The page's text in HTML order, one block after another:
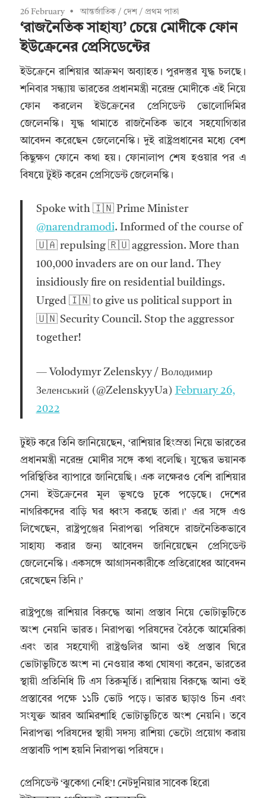
26 February আন্তর্জাতিক / দেশ / প্রথম পাতা
‘রাজনৈতিক সাহায্য’ চেয়ে মোদীকে ফোন
ইউক্রেনের প্রেসিডেন্টের
ইউক্রেনে রাশিয়ার আক্রমণ অব্যাহত। পুরদস্তুর যুদ্ধ চলছে।
শনিবার সন্ধ্যায় ভারতের প্রধানমন্ত্রী নরেন্দ্র মোদীকে এই নিয়ে
ফোন করলেন ইউক্রেনের প্রেসিডেন্ট ভোলোদিমির
জেলেনস্কি। যুদ্ধ থামাতে রাজনৈতিক ভাবে সহযোগিতার
আবেদন করেছেন জেলেনেস্কি। দুই রাষ্ট্রপ্রধানের মধ্যে বেশ
কিছুক্ষণ ফোনে কথা হয়। ফোনালাপ শেষ হওয়ার পর এ
বিষয়ে টুইট করেন প্রেসিডেন্ট জেলেনস্কি।
Spoke with 🇮🇳 Prime Minister
@narendramodi. Informed of the course of
🇺🇦 repulsing 🇷🇺 aggression. More than
100,000 invaders are on our land. They
insidiously fire on residential buildings.
Urged 🇮🇳 to give us political support in
🇺🇳 Security Council. Stop the aggressor
together!
— Volodymyr Zelenskyy / Володимир
Зеленський (@ZelenskyyUa) February 26,
2022
টুইট করে তিনি জানিয়েছেন, ‘রাশিয়ার হিংস্রতা নিয়ে ভারতের
প্রধানমন্ত্রী নরেন্দ্র মোদীর সঙ্গে কথা বলেছি। যুদ্ধের ভয়ানক
পরিস্থিতির ব্যাপারে জানিয়েছি। এক লক্ষেরও বেশি রাশিয়ার
সেনা ইউক্রেনের মূল ভূখণ্ডে ঢুকে পড়েছে। দেশের
নাগরিকদের বাড়ি ঘর ধ্বংস করছে তারা।’ এর সঙ্গে এও
লিখেছেন, রাষ্ট্রপুঞ্জের নিরাপত্তা পরিষদে রাজনৈতিকভাবে
সাহায্য করার জন্য আবেদন জানিয়েছেন প্রেসিডেন্ট
জেলেনেস্কি। একসঙ্গে আগ্রাসনকারীকে প্রতিরোধের আবেদন
রেখেছেন তিনি।’
রাষ্ট্রপুঞ্জে রাশিয়ার বিরুদ্ধে আনা প্রস্তাব নিয়ে ভোটাভুটিতে
অংশ নেয়নি ভারত। নিরাপত্তা পরিষদের বৈঠকে আমেরিকা
এবং তার সহযোগী রাষ্ট্রগুলির আনা ওই প্রস্তাব ঘিরে
ভোটাভুটিতে অংশ না নেওয়ার কথা ঘোষণা করেন, ভারতের
স্থায়ী প্রতিনিধি টি এস তিরুমূর্তি। রাশিয়ায় বিরুদ্ধে আনা ওই
প্রস্তাবের পক্ষে ১১টি ভোট পড়ে। ভারত ছাড়াও চিন এবং
সংযুক্ত আরব আমিরশাহি ভোটাভুটিতে অংশ নেয়নি। তবে
নিরাপত্তা পরিষদের স্থায়ী সদস্য রাশিয়া ভেটো প্রয়োগ করায়
প্রস্তাবটি পাশ হয়নি নিরাপত্তা পরিষদে।
প্রেসিডেন্ট ‘ঝুকেগা নেহি’! নেটদুনিয়ার সাবেক হিরো